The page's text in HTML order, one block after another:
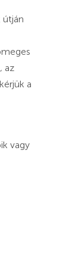
útján
az
a
vagy